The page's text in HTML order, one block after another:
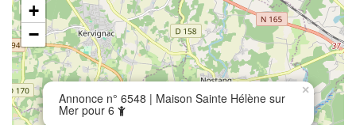
Annonce n° 6548 | Maison Sainte Hélène sur
Mer pour 6
×
+
−